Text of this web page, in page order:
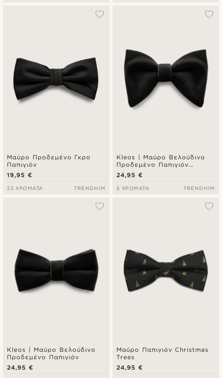
Μαύρο Προδεμένο Γκρο
Παπιγιόν
19,95 €
23 ΧΡΏΜΑΤΑ TRENDHIM
Kleos | Μαύρο Βελούδινο
Προδεμένο Παπιγιόν
Droopy
24,95 €
5 ΧΡΏΜΑΤΑ TRENDHIM
Kleos | Μαύρο Βελούδινο
Προδεμένο Παπιγιόν
24,95 €
Μαύρο Παπιγιόν Christmas
Trees
24,95 €